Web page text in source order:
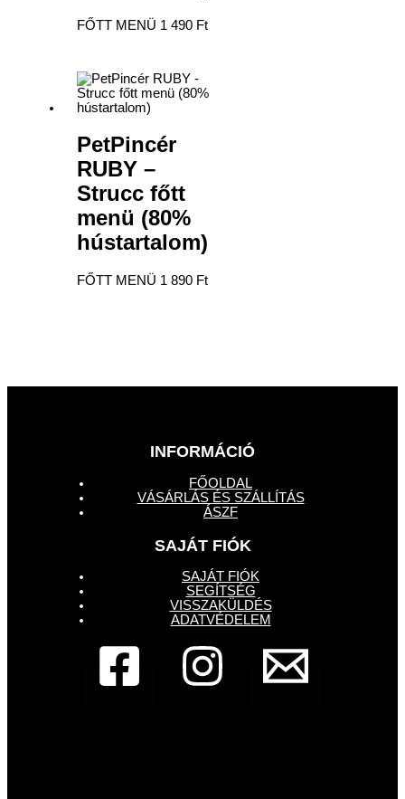
FŐTT MENÜ 1 490 Ft
PetPincér
RUBY –
Strucc főtt
menü (80%
hústartalom)
FŐTT MENÜ 1 890 Ft
INFORMÁCIÓ
FŐOLDAL
VÁSÁRLÁS ÉS SZÁLLÍTÁS
ÁSZF
SAJÁT FIÓK
SAJÁT FIÓK
SEGÍTSÉG
VISSZAKÜLDÉS
ADATVÉDELEM